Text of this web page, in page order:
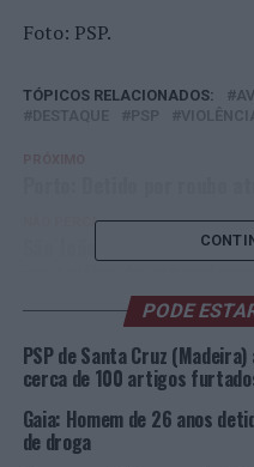
Foto: PSP.
TÓPICOS RELACIONADOS:
DESTAQUE
PSP
NÃO PERCA
São João da Madeira:
por tráfico de
PODE
PSP de Santa Cruz (Madeira)
cerca de 100 artigos
Gaia: Homem de 26 anos
de droga